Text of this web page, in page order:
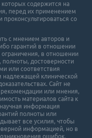
содержится на
перед их применением
со
с мнением авторов и
гарантий в отношении
в отношении
полноты, достоверности
или соответствия
клинической
Сайт не
или мнения,
материалов сайта к
информация
полноты или
все усилия, чтобы
информацией, но в
ошибок.